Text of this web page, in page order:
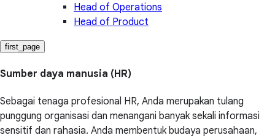
Head of Operations
Head of Product
first_page
Sumber daya manusia (HR)
Sebagai tenaga profesional HR, Anda merupakan tulang
punggung organisasi dan menangani banyak sekali informasi
sensitif dan rahasia. Anda membentuk budaya perusahaan,